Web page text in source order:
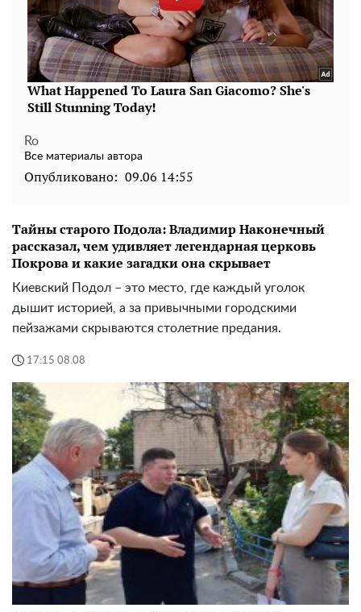
Ro
Все материалы автора
Опубликовано: 09.06 14:55
Тайны старого Подола: Владимир Наконечный
рассказал, чем удивляет легендарная церковь
Покрова и какие загадки она скрывает
Киевский Подол – это место, где каждый уголок
дышит историей, а за привычными городскими
пейзажами скрываются столетние предания.
17:15 08.08